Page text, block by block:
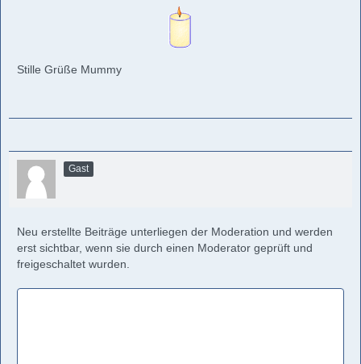
Stille Grüße Mummy
Gast
Neu erstellte Beiträge unterliegen der Moderation und werden
erst sichtbar, wenn sie durch einen Moderator geprüft und
freigeschaltet wurden.